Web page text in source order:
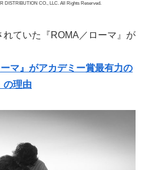
DISTRIBUTION CO., LLC. All Rights Reserved.
ていた『ROMA／ローマ』が
ーマ』がアカデミー賞最有力の
の理由